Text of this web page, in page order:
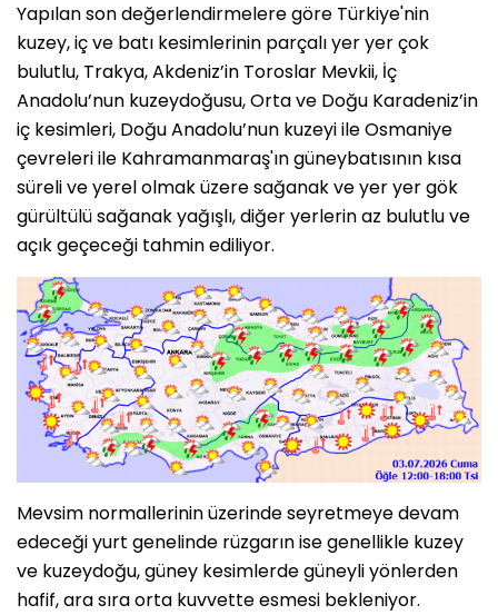
Yapılan son değerlendirmelere göre Türkiye'nin
kuzey, iç ve batı kesimlerinin parçalı yer yer çok
bulutlu, Trakya, Akdeniz’in Toroslar Mevkii, İç
Anadolu’nun kuzeydoğusu, Orta ve Doğu Karadeniz’in
iç kesimleri, Doğu Anadolu’nun kuzeyi ile Osmaniye
çevreleri ile Kahramanmaraş'ın güneybatısının kısa
süreli ve yerel olmak üzere sağanak ve yer yer gök
gürültülü sağanak yağışlı, diğer yerlerin az bulutlu ve
açık geçeceği tahmin ediliyor.
Mevsim normallerinin üzerinde seyretmeye devam
edeceği yurt genelinde rüzgarın ise genellikle kuzey
ve kuzeydoğu, güney kesimlerde güneyli yönlerden
hafif, ara sıra orta kuvvette esmesi bekleniyor.